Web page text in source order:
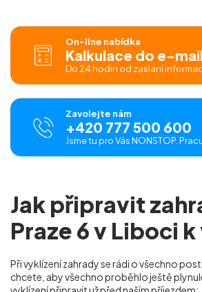
On-line nabídka
Kalkulace do e-
Do 24 hodin od zaslání
Zavolejte nám
+420 777 500 600
Jsme tu pro Vás NONSTOP.
Jak připravit
Praze 6 v Liboci
Při vyklízení zahrady se rádi o všechno
chcete, aby všechno proběhlo ještě